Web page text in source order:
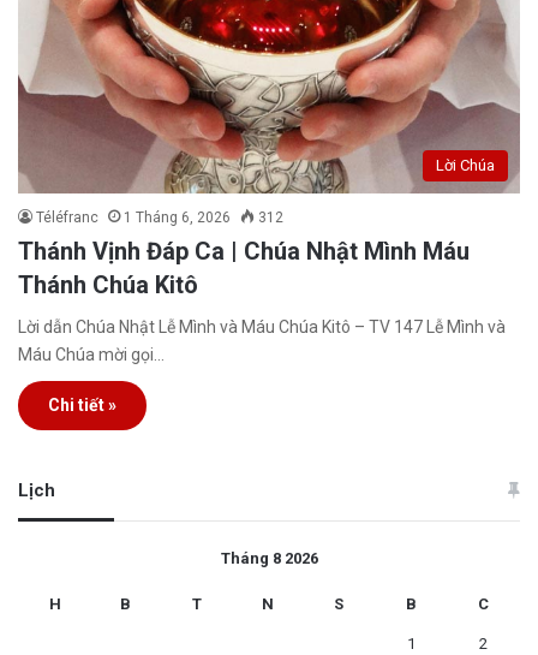
Lời Chúa
Téléfranc 1 Tháng 6, 2026 312
Thánh Vịnh Đáp Ca | Chúa Nhật Mình Máu
Thánh Chúa Kitô
Lời dẫn Chúa Nhật Lễ Mình và Máu Chúa Kitô – TV 147 Lễ Mình và
Máu Chúa mời gọi…
Chi tiết »
Lịch
Tháng 8 2026
H B T N S B C
1 2